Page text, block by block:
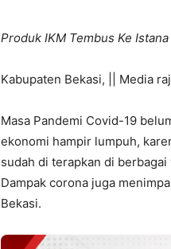
Produk IKM Tembus Ke
Kabupaten Bekasi, || Media
Masa Pandemi Covid-19
ekonomi hampir lumpuh,
sudah di terapkan di berbagai
Dampak corona juga
Bekasi.